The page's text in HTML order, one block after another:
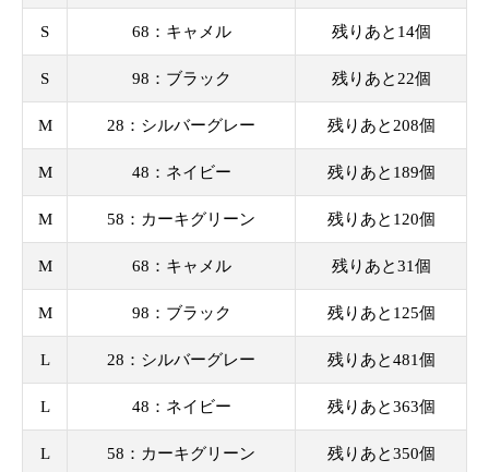
S 68：キャメル 残りあと14個
S 98：ブラック 残りあと22個
M 28：シルバーグレー 残りあと208個
M 48：ネイビー 残りあと189個
M 58：カーキグリーン 残りあと120個
M 68：キャメル 残りあと31個
M 98：ブラック 残りあと125個
L 28：シルバーグレー 残りあと481個
L 48：ネイビー 残りあと363個
L 58：カーキグリーン 残りあと350個